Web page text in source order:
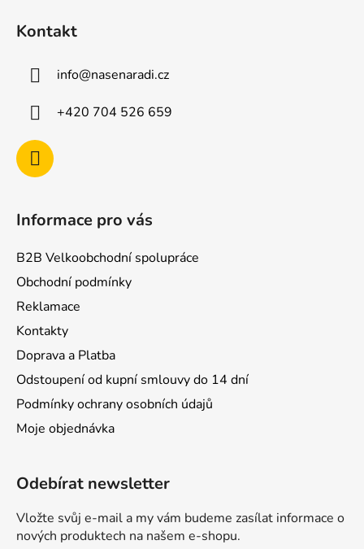
Kontakt
info@nasenaradi.cz
+420 704 526 659
Informace pro vás
B2B Velkoobchodní spolupráce
Obchodní podmínky
Reklamace
Kontakty
Doprava a Platba
Odstoupení od kupní smlouvy do 14 dní
Podmínky ochrany osobních údajů
Moje objednávka
Odebírat newsletter
Vložte svůj e-mail a my vám budeme zasílat informace o
nových produktech na našem e-shopu.